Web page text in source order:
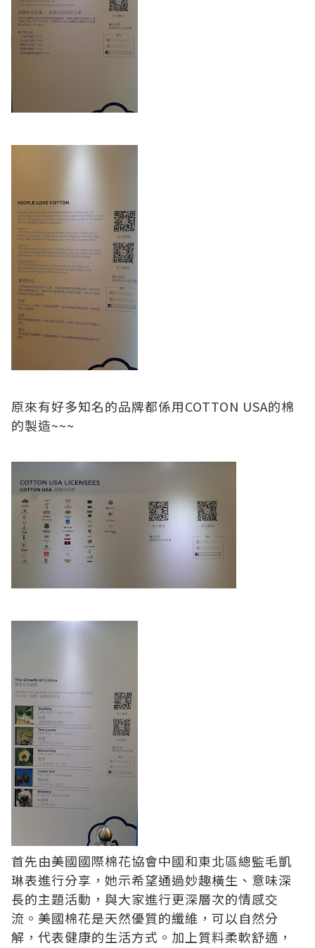
原來有好多知名的品牌都係用COTTON USA的棉
的製造~~~
首先由美國國際棉花協會中國和東北區總監毛凱
琳表進行分享，她示希望通過妙趣橫生、意味深
長的主題活動，與大家進行更深層次的情感交
流。美國棉花是天然優質的纖維，可以自然分
解，代表健康的生活方式。加上質料柔軟舒適，